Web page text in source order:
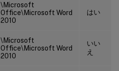
\Microsoft
Office\Microsoft Word
2010
はい
\Microsoft
Office\Microsoft Word
2010
いい
え